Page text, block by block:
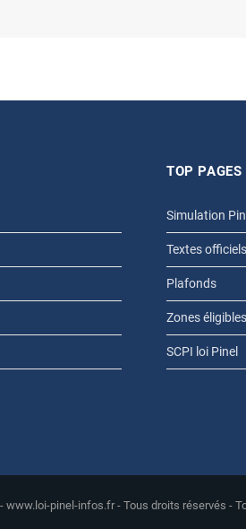
TOP PAGES
Simulation
Textes officiels
Plafonds
Zones éligibles
SCPI loi Pinel
www.loi-pinel-infos.fr - Tous droits réservés -